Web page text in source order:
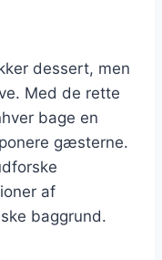
dessert, men
Med de rette
bage en
gæsterne.
af
baggrund.